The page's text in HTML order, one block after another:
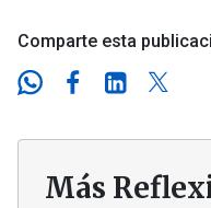
Comparte esta
Más